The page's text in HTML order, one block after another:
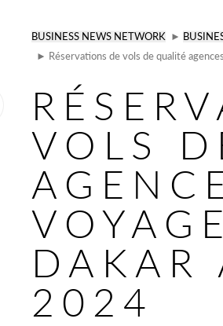
BUSINESS NEWS NETWORK ►
► Réservations de vols de qualité
VOLS
DAKAR
2024